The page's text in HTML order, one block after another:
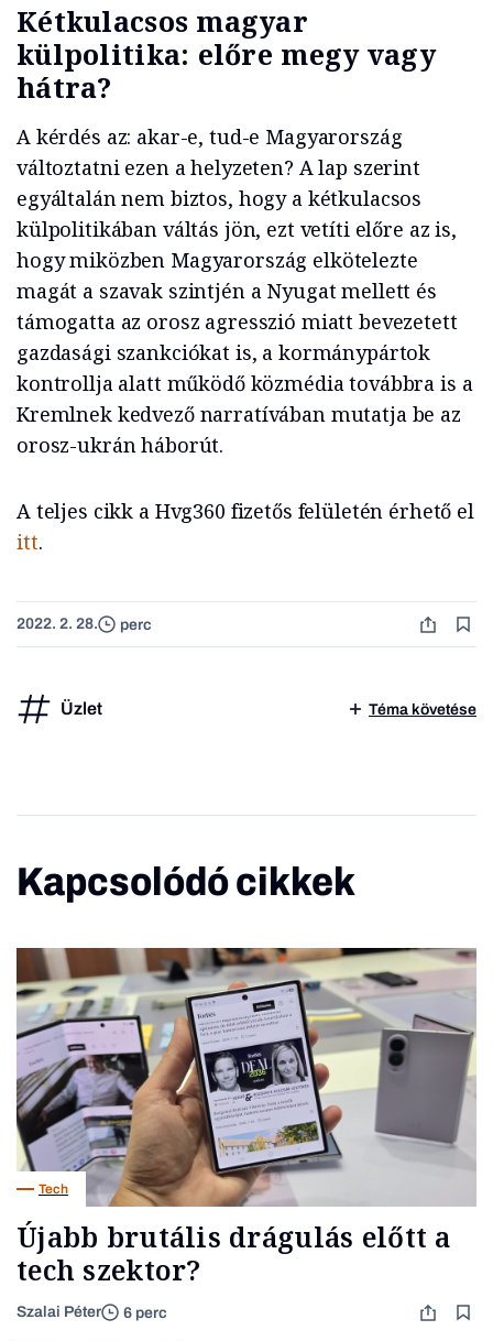
Kétkulacsos magyar
külpolitika: előre megy vagy
hátra?
A kérdés az: akar-e, tud-e Magyarország
változtatni ezen a helyzeten? A lap szerint
egyáltalán nem biztos, hogy a kétkulacsos
külpolitikában váltás jön, ezt vetíti előre az is,
hogy miközben Magyarország elkötelezte
magát a szavak szintjén a Nyugat mellett és
támogatta az orosz agresszió miatt bevezetett
gazdasági szankciókat is, a kormánypártok
kontrollja alatt működő közmédia továbbra is a
Kremlnek kedvező narratívában mutatja be az
orosz-ukrán háborút.
A teljes cikk a Hvg360 fizetős felületén érhető el
itt.
2022. 2. 28. perc
Üzlet Téma követése
Kapcsolódó cikkek
Tech
Újabb brutális drágulás előtt a
tech szektor?
Szalai Péter 6 perc